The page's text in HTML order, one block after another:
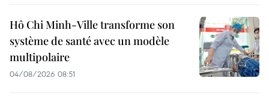
Hô Chi Minh-Ville transforme son
système de santé avec un modèle
multipolaire
04/08/2026 08:51